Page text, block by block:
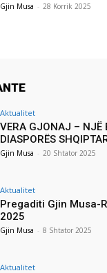
Gjin Musa - 28 Korrik 2025
Aktualitet
VERA GJONAJ – NJË
DIASPORËS
Gjin Musa - 20 Shtator 2025
Aktualitet
Pregaditi Gjin Musa-
2025
Gjin Musa - 8 Shtator 2025
Aktualitet